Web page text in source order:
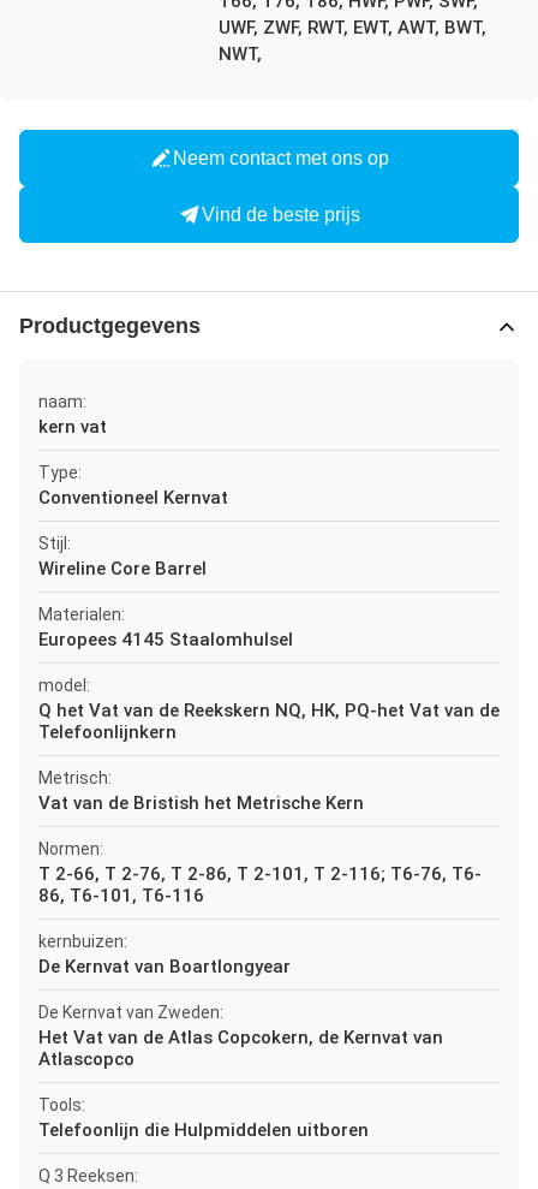
UWF, ZWF, RWT, EWT, AWT, BWT,
NWT,
Neem contact met ons op
Vind de beste prijs
Productgegevens
naam:
kern vat
Type:
Conventioneel Kernvat
Stijl:
Wireline Core Barrel
Materialen:
Europees 4145 Staalomhulsel
model:
Q het Vat van de Reekskern NQ, HK, PQ-het Vat van de
Telefoonlijnkern
Metrisch:
Vat van de Bristish het Metrische Kern
Normen:
T 2-66, T 2-76, T 2-86, T 2-101, T 2-116; T6-76, T6-
86, T6-101, T6-116
kernbuizen:
De Kernvat van Boartlongyear
De Kernvat van Zweden:
Het Vat van de Atlas Copcokern, de Kernvat van
Atlascopco
Tools:
Telefoonlijn die Hulpmiddelen uitboren
Q 3 Reeksen: